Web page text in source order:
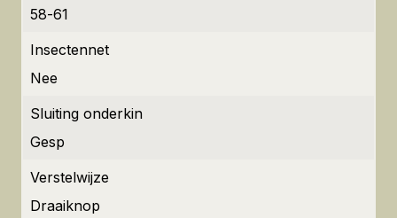
58-61
Insectennet
Nee
Sluiting onderkin
Gesp
Verstelwijze
Draaiknop